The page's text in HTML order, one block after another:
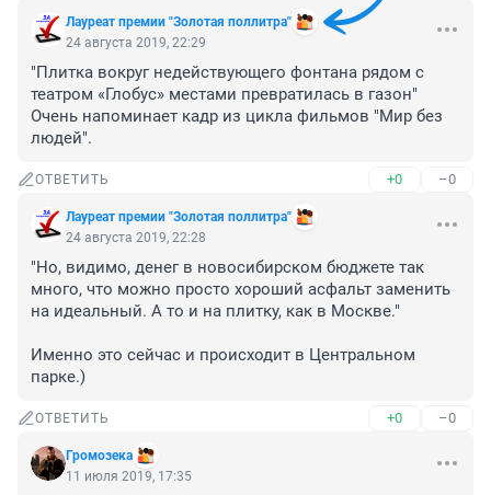
Лауреат премии "Золотая поллитра"
24 августа 2019, 22:29
"Плитка вокруг недействующего фонтана рядом с
театром «Глобус» местами превратилась в газон"
Очень напоминает кадр из цикла фильмов "Мир без
людей".
ОТВЕТИТЬ +0 –0
Лауреат премии "Золотая поллитра"
24 августа 2019, 22:28
"Но, видимо, денег в новосибирском бюджете так
много, что можно просто хороший асфальт заменить
на идеальный. А то и на плитку, как в Москве."
Именно это сейчас и происходит в Центральном
парке.)
ОТВЕТИТЬ +0 –0
Громозeка
11 июля 2019, 17:35